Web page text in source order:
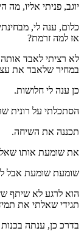
יוגב, פניתי אליו,
כלום, ענה לי,
אז למה זרמת?
לא רציתי לאבד
במחיר שלאבד את
כן ענה לי חלושות.
הסתכלתי על רונית
תכננה את השיחה.
את שומעת אותו
שומעת שומעת אבל
הוא לרגע לא שיתף
תגידי שאלתי את
בדרכ כן, ענתה בכנות